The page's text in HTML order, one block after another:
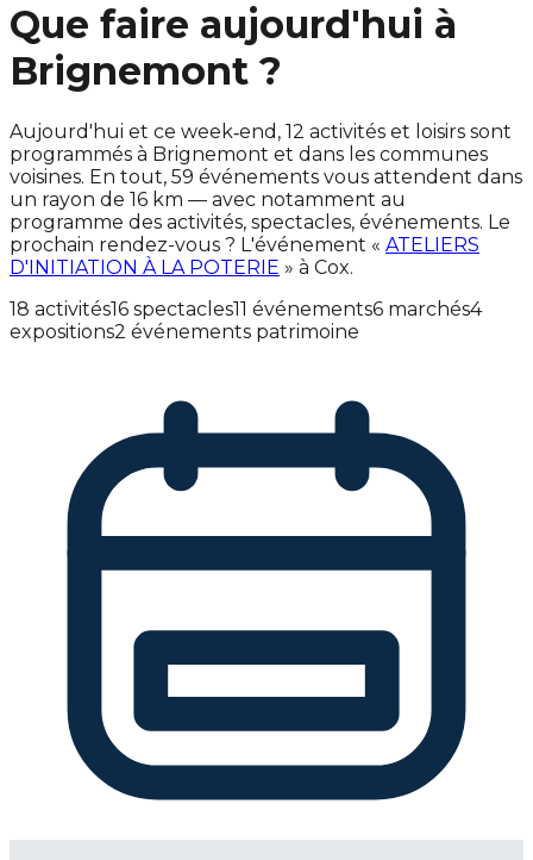
Que faire aujourd'hui à
Brignemont ?
Aujourd'hui et ce week‑end, 12 activités et loisirs sont
programmés à Brignemont et dans les communes
voisines. En tout, 59 événements vous attendent dans
un rayon de 16 km — avec notamment au
programme des activités, spectacles, événements. Le
prochain rendez-vous ? L'événement « ATELIERS
D'INITIATION À LA POTERIE » à Cox.
18 activités16 spectacles11 événements6 marchés4
expositions2 événements patrimoine